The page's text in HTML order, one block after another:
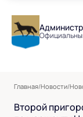
Главная/Новости/
Второй